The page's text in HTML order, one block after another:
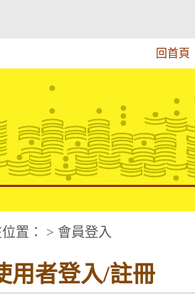
回首頁
障電子圖書網
置： > 會員登入
用者登入/註冊